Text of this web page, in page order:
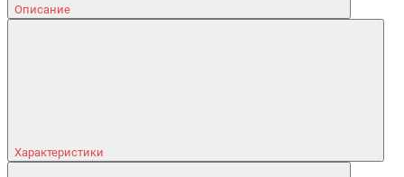
Описание
Характеристики